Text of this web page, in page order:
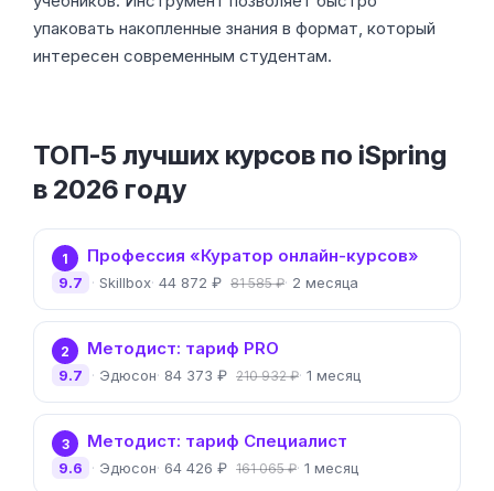
упаковать накопленные знания в формат, который
интересен современным студентам.
ТОП-5 лучших курсов по iSpring
в 2026 году
1 Профессия «Куратор онлайн-курсов»
Skillbox 44 872 ₽ 81 585 ₽ 2 месяца
9.7
2 Методист: тариф PRO
Эдюсон 84 373 ₽ 210 932 ₽ 1 месяц
9.7
3 Методист: тариф Специалист
Эдюсон 64 426 ₽ 161 065 ₽ 1 месяц
9.6